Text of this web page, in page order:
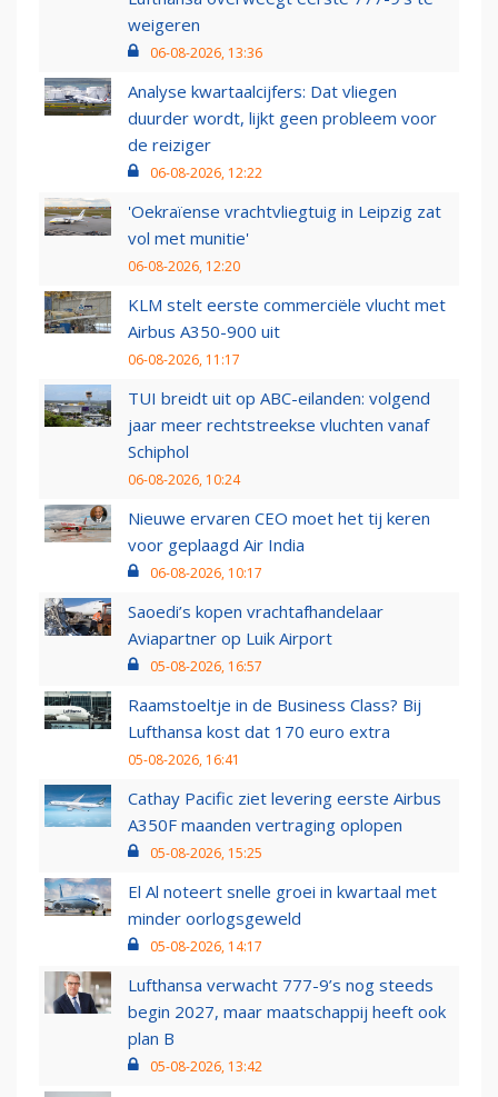
weigeren
06-08-2026, 13:36
Analyse kwartaalcijfers: Dat vliegen
duurder wordt, lijkt geen probleem voor
de reiziger
06-08-2026, 12:22
'Oekraïense vrachtvliegtuig in Leipzig zat
vol met munitie'
06-08-2026, 12:20
KLM stelt eerste commerciële vlucht met
Airbus A350-900 uit
06-08-2026, 11:17
TUI breidt uit op ABC-eilanden: volgend
jaar meer rechtstreekse vluchten vanaf
Schiphol
06-08-2026, 10:24
Nieuwe ervaren CEO moet het tij keren
voor geplaagd Air India
06-08-2026, 10:17
Saoedi’s kopen vrachtafhandelaar
Aviapartner op Luik Airport
05-08-2026, 16:57
Raamstoeltje in de Business Class? Bij
Lufthansa kost dat 170 euro extra
05-08-2026, 16:41
Cathay Pacific ziet levering eerste Airbus
A350F maanden vertraging oplopen
05-08-2026, 15:25
El Al noteert snelle groei in kwartaal met
minder oorlogsgeweld
05-08-2026, 14:17
Lufthansa verwacht 777-9’s nog steeds
begin 2027, maar maatschappij heeft ook
plan B
05-08-2026, 13:42